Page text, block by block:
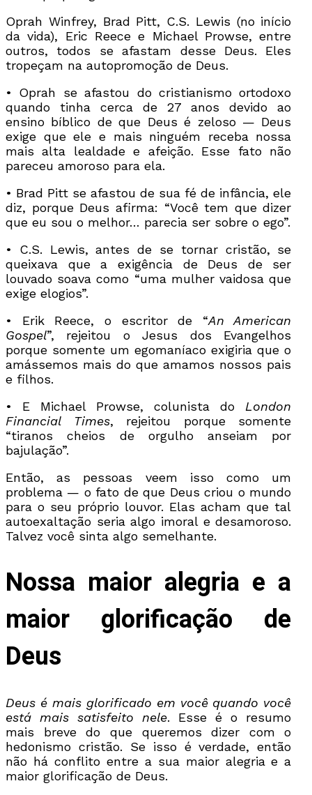
Oprah Winfrey, Brad Pitt, C.S. Lewis (no início
da vida), Eric Reece e Michael Prowse, entre
outros, todos se afastam desse Deus. Eles
tropeçam na autopromoção de Deus.
• Oprah se afastou do cristianismo ortodoxo
quando tinha cerca de 27 anos devido ao
ensino bíblico de que Deus é zeloso — Deus
exige que ele e mais ninguém receba nossa
mais alta lealdade e afeição. Esse fato não
pareceu amoroso para ela.
• Brad Pitt se afastou de sua fé de infância, ele
diz, porque Deus afirma: “Você tem que dizer
que eu sou o melhor… parecia ser sobre o ego”.
• C.S. Lewis, antes de se tornar cristão, se
queixava que a exigência de Deus de ser
louvado soava como “uma mulher vaidosa que
exige elogios”.
• Erik Reece, o escritor de “An American
Gospel”, rejeitou o Jesus dos Evangelhos
porque somente um egomaníaco exigiria que o
amássemos mais do que amamos nossos pais
e filhos.
• E Michael Prowse, colunista do London
Financial Times, rejeitou porque somente
“tiranos cheios de orgulho anseiam por
bajulação”.
Então, as pessoas veem isso como um
problema — o fato de que Deus criou o mundo
para o seu próprio louvor. Elas acham que tal
autoexaltação seria algo imoral e desamoroso.
Talvez você sinta algo semelhante.
Nossa maior alegria e a
maior glorificação de
Deus
Deus é mais glorificado em você quando você
está mais satisfeito nele. Esse é o resumo
mais breve do que queremos dizer com o
hedonismo cristão. Se isso é verdade, então
não há conflito entre a sua maior alegria e a
maior glorificação de Deus.